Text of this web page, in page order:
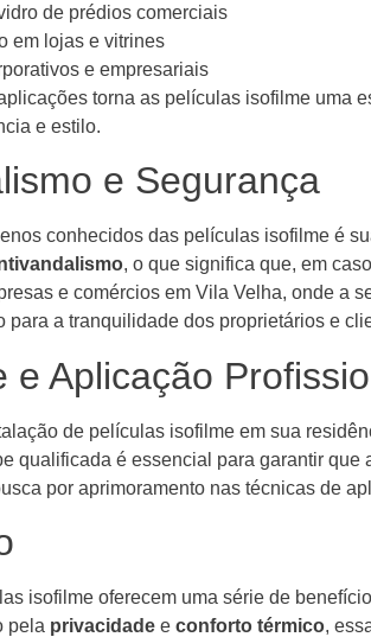
de prédios comerciais
em lojas e vitrines
e empresariais
torna as películas isofilme uma
e estilo.
e Segurança
conhecidos das películas isofilme é
, o que significa que, em
e comércios em Vila Velha, onde a
para a tranquilidade dos proprietários e
e Aplicação
de películas isofilme em sua
qualificada é essencial para garantir
por aprimoramento nas técnicas de
isofilme oferecem uma série de
pela privacidade e conforto térmico,